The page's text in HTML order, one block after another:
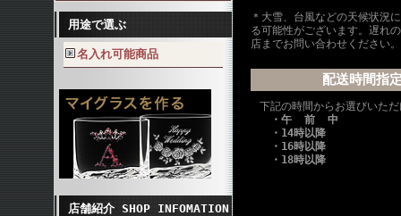
用途で選ぶ
名入れ可能商品
店舗紹介 SHOP INFOMATION
＊大雪、台風などの天候状況
る可能性がございます。遅れ
店までお問い合わせください。
配送時間指
下記の時間からお選びいた
・午 前 中
・14時以降
・16時以降
・18時以降